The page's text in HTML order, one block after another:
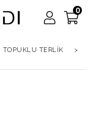
0
TOPUKLU TERLİK
>